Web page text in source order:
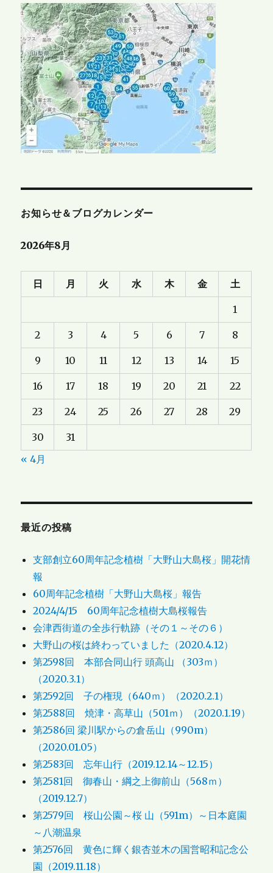
お知らせ＆ブログカレンダー
2026年8月
日 月 火 水 木 金 土
1
2 3 4 5 6 7 8
9 10 11 12 13 14 15
16 17 18 19 20 21 22
23 24 25 26 27 28 29
30
31
« 4月
最近の投稿
支部創立60周年記念植樹「大野山大島桜」開花情
報
60周年記念植樹「大野山大島桜」報告
2024/4/15 60周年記念植樹大島桜報告
会津西街道の全歩行軌跡（その１～その６）
大野山の桜は終わっていました（2020.4.12）
第2598回 本部合同山行 頭高山 （303ｍ）
（2020.3.1）
第2592回 子の権現（640ｍ）（2020.2.1）
第2588回 焼津・高草山（501ｍ）（2020.1.19）
第2586回 梁川駅からの倉岳山（990m）
（2020.01.05）
第2583回 忘年山行（2019.12.14～12.15）
第2581回 御春山・綱之上御前山（568ｍ）
（2019.12.7）
第2579回 桜山公園～桜 山（591m）～日本庭園
～八潮温泉
第2576回 黄色に輝く銀杏並木の国営昭和記念公
園（2019.11.18）